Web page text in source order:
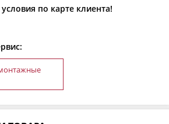
по карте клиента!